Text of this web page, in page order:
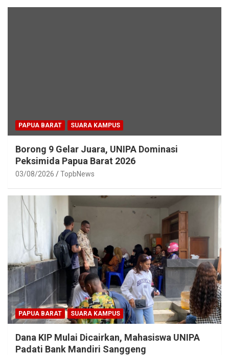
PAPUA BARAT SUARA KAMPUS
Borong 9 Gelar Juara, UNIPA Dominasi
Peksimida Papua Barat 2026
03/08/2026 TopbNews
PAPUA BARAT SUARA KAMPUS
Dana KIP Mulai Dicairkan, Mahasiswa UNIPA
Padati Bank Mandiri Sanggeng